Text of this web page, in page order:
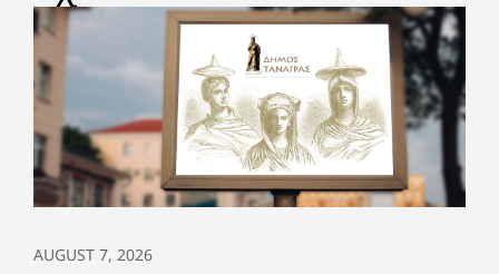
AUGUST 7, 2026